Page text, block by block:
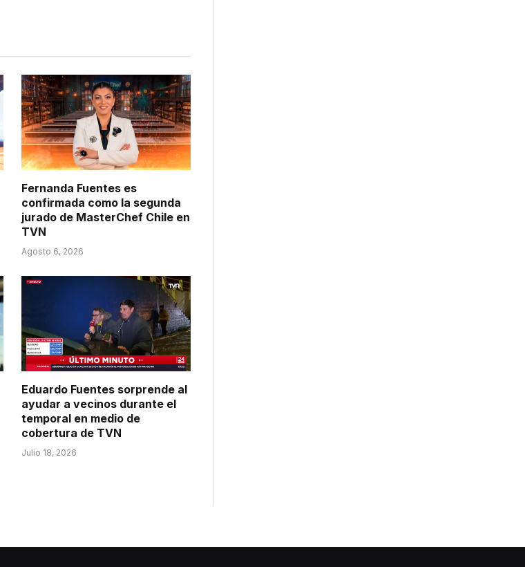
Fernanda Fuentes es
confirmada como la segunda
jurado de MasterChef Chile en
TVN
Agosto 6, 2026
Eduardo Fuentes sorprende al
ayudar a vecinos durante el
temporal en medio de
cobertura de TVN
Julio 18, 2026